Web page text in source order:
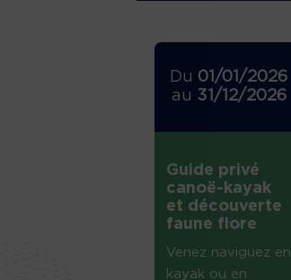
Du 01/01/2026
au 31/12/2026
Guide privé
canoë-kayak
et découverte
faune flore
Venez naviguez en
kayak ou en